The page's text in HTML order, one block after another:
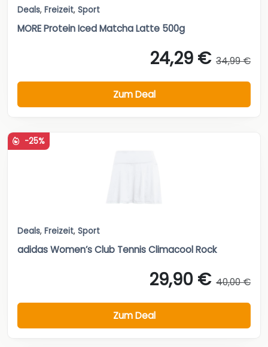
Deals, Freizeit, Sport
MORE Protein Iced Matcha Latte 500g
24,29 € 34,99 €
Zum Deal
-25%
Deals, Freizeit, Sport
adidas Women’s Club Tennis Climacool Rock
29,90 € 40,00 €
Zum Deal